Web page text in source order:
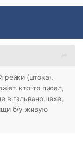
рейки (штока),
кто-то писал,
в гальвано.цехе,
б/у живую